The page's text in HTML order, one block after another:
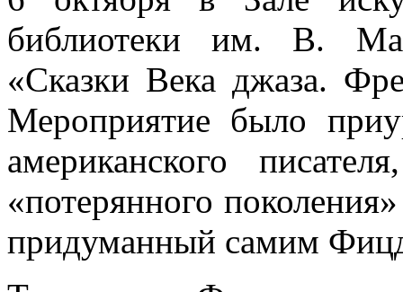
библиотеки им. В.
«Сказки Века джаза.
Мероприятие было
американского
«потерянного
придуманный самим